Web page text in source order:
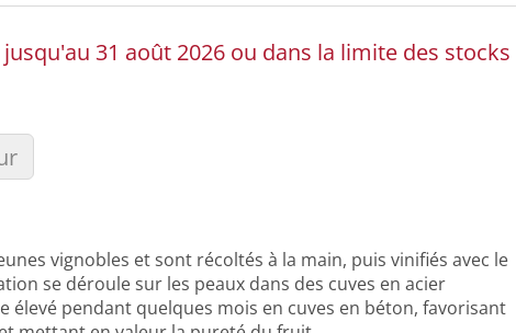
31 août 2026 ou dans la limite des stocks
vignobles et sont récoltés à la main, puis vinifiés avec le
se déroule sur les peaux dans des cuves en acier
élevé pendant quelques mois en cuves en béton, favorisant